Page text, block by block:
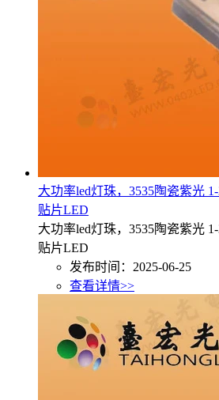
大功率led灯珠，3535陶瓷紫光
贴片LED
大功率led灯珠，3535陶瓷紫光
贴片LED
发布时间：2025-06-25
查看详情>>